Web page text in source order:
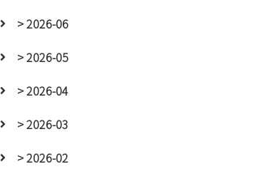
> 2026-06
> 2026-05
> 2026-04
> 2026-03
> 2026-02